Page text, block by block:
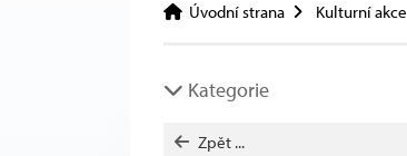
Úvodní strana Kulturní akce
Kategorie
Zpět ...